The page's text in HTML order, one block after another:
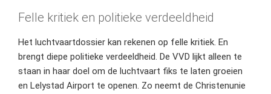
Felle kritiek en politieke verdeeldheid
Het luchtvaartdossier kan rekenen op felle kritiek. En
brengt diepe politieke verdeeldheid. De VVD lijkt alleen te
staan in haar doel om de luchtvaart fiks te laten groeien
en Lelystad Airport te openen. Zo neemt de Christenunie